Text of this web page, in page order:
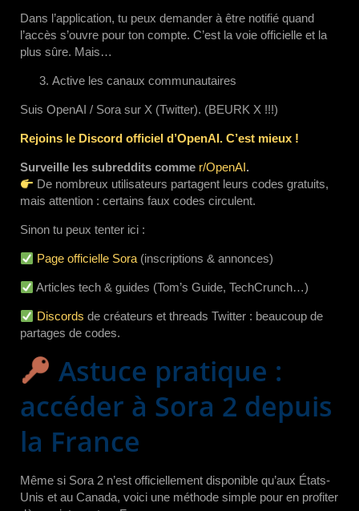
Dans l’application, tu peux demander à être notifié quand
l’accès s’ouvre pour ton compte. C’est la voie officielle et la
plus sûre. Mais…
Active les canaux communautaires
Suis OpenAI / Sora sur X (Twitter). (BEURK X !!!)
Rejoins le Discord officiel d’OpenAI. C’est mieux !
Surveille les subreddits comme r/OpenAI.
De nombreux utilisateurs partagent leurs codes gratuits,
mais attention : certains faux codes circulent.
Sinon tu peux tenter ici :
Page officielle Sora (inscriptions & annonces)
Articles tech & guides (Tom’s Guide, TechCrunch…)
Discords de créateurs et threads Twitter : beaucoup de
partages de codes.
Astuce pratique :
accéder à Sora 2 depuis
la France
Même si Sora 2 n’est officiellement disponible qu’aux États-
Unis et au Canada, voici une méthode simple pour en profiter